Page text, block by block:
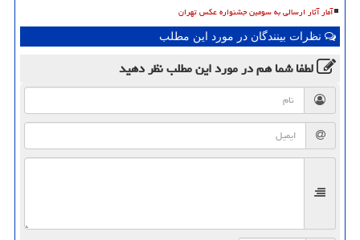
آمار آثار ارسالی به سومین جشنواره عکس تهران
نظرات بینندگان در مورد این مطلب
لطفا شما همدر مورد این مطلبنظر دهید